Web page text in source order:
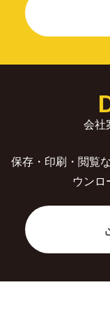
会社
保存・印刷・閲覧
ウンロ